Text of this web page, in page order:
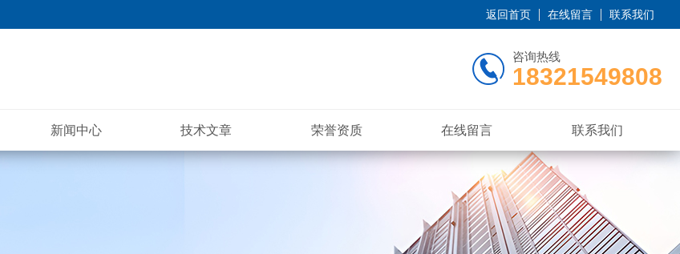
返回首页 在线留言 联系我们
咨询热线
18321549808
新闻中心 技术文章 荣誉资质 在线留言 联系我们